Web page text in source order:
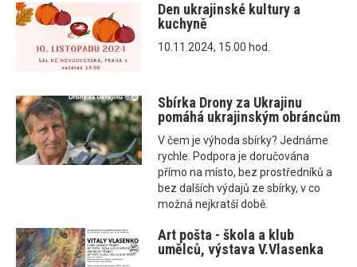
Den ukrajinské kultury a
kuchyně
10.11.2024, 15.00 hod.
Sbírka Drony za Ukrajinu
pomáhá ukrajinským obráncům
V čem je výhoda sbírky? Jednáme
rychle. Podpora je doručována
přímo na místo, bez prostředníků a
bez dalších výdajů ze sbírky, v co
možná nejkratší době.
Art pošta - škola a klub
umělců, výstava V.Vlasenka